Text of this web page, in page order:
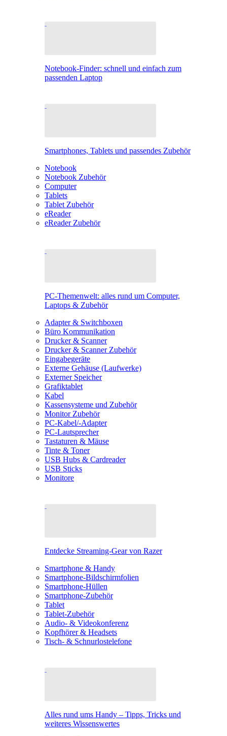
Notebook-Finder: schnell und einfach zum
passenden Laptop
Smartphones, Tablets und passendes Zubehör
Notebook
Notebook Zubehör
Computer
Tablets
Tablet Zubehör
eReader
eReader Zubehör
PC-Themenwelt: alles rund um Computer,
Laptops & Zubehör
Adapter & Switchboxen
Büro Kommunikation
Drucker & Scanner
Drucker & Scanner Zubehör
Eingabegeräte
Externe Gehäuse (Laufwerke)
Externer Speicher
Grafiktablet
Kabel
Kassensysteme und Zubehör
Monitor Zubehör
PC-Kabel/-Adapter
PC-Lautsprecher
Tastaturen & Mäuse
Tinte & Toner
USB Hubs & Cardreader
USB Sticks
Monitore
Entdecke Streaming-Gear von Razer
Smartphone & Handy
Smartphone-Bildschirmfolien
Smartphone-Hüllen
Smartphone-Zubehör
Tablet
Tablet-Zubehör
Audio- & Videokonferenz
Kopfhörer & Headsets
Tisch- & Schnurlostelefone
Alles rund ums Handy – Tipps, Tricks und
weiteres Wissenswertes